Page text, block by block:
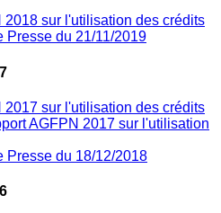
2018 sur l'utilisation des crédits
Presse du 21/11/2019
2017 sur l'utilisation des crédits
AGFPN 2017 sur l'utilisation
Presse du 18/12/2018